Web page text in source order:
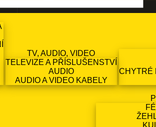
TV, AUDIO, VIDEO
TELEVIZE A PŘÍSLUŠENSTVÍ
AUDIO
AUDIO A VIDEO KABELY
CHYTRÉ